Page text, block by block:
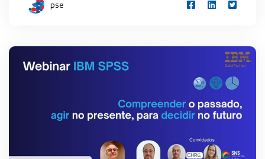
pse